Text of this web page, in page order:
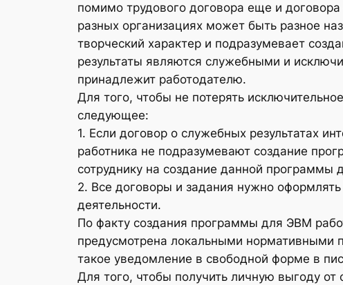
помимо трудового договора еще и договора
разных организациях может быть разное
творческий характер и подразумевает
результаты являются служебными и
принадлежит работодателю.
Для того, чтобы не потерять
следующее:
1. Если договор о служебных результатах
работника не подразумевают создание
сотруднику на создание данной программы
2. Все договоры и задания нужно
деятельности.
По факту создания программы для ЭВМ
предусмотрена локальными нормативными
такое уведомление в свободной форме в
Для того, чтобы получить личную выгоду